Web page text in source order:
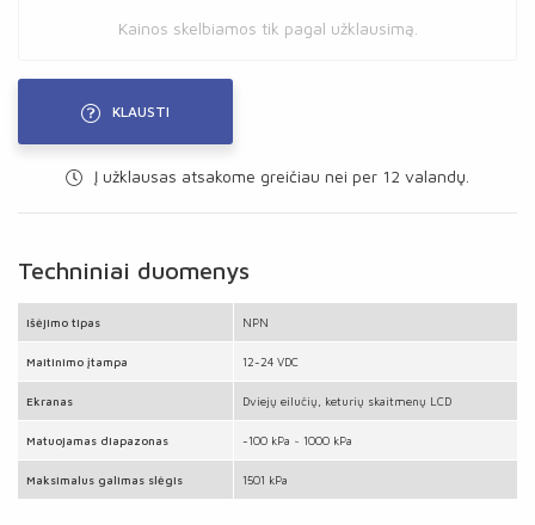
Kainos skelbiamos tik pagal užklausimą.
KLAUSTI
Į užklausas atsakome greičiau nei per 12 valandų.
Techniniai duomenys
Išėjimo tipas NPN
Maitinimo įtampa 12-24 VDC
Ekranas Dviejų eilučių, keturių skaitmenų LCD
Matuojamas diapazonas -100 kPa ~ 1000 kPa
Maksimalus galimas slėgis 1501 kPa